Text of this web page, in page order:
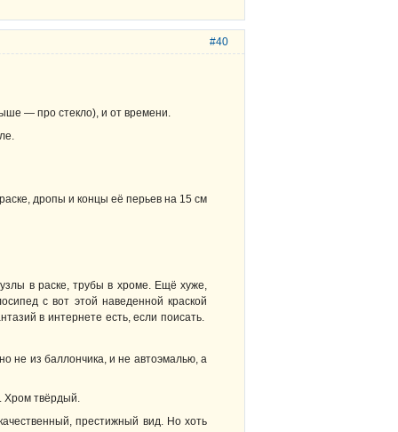
#40
— про стекло), и от времени.
дропы и концы её перьев на 15 см
в раске, трубы в хроме. Ещё хуже,
с вот этой наведенной краской
в интернете есть, если поисать.
не из баллончика, и не автоэмалью, а
Хром твёрдый.
престижный вид. Но хоть